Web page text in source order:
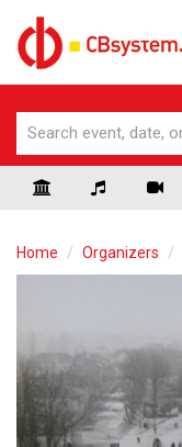
Home Organizers